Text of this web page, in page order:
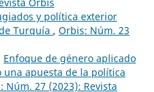
y política exterior
Turquía , Orbis: Núm. 23
Enfoque de género aplicado
una apuesta de la política
Núm. 27 (2023): Revista